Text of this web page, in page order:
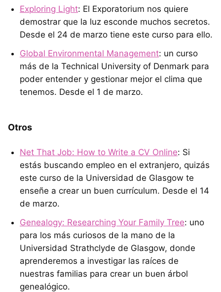
Exploring Light: El Exporatorium nos quiere
demostrar que la luz esconde muchos secretos.
Desde el 24 de marzo tiene este curso para ello.
Global Environmental Management: un curso
más de la Technical University of Denmark para
poder entender y gestionar mejor el clima que
tenemos. Desde el 1 de marzo.
Otros
Net That Job: How to Write a CV Online: Si
estás buscando empleo en el extranjero, quizás
este curso de la Universidad de Glasgow te
enseñe a crear un buen currículum. Desde el 14
de marzo.
Genealogy: Researching Your Family Tree: uno
para los más curiosos de la mano de la
Universidad Strathclyde de Glasgow, donde
aprenderemos a investigar las raíces de
nuestras familias para crear un buen árbol
genealógico.